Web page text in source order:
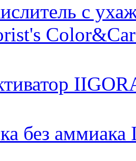
с
без аммиака